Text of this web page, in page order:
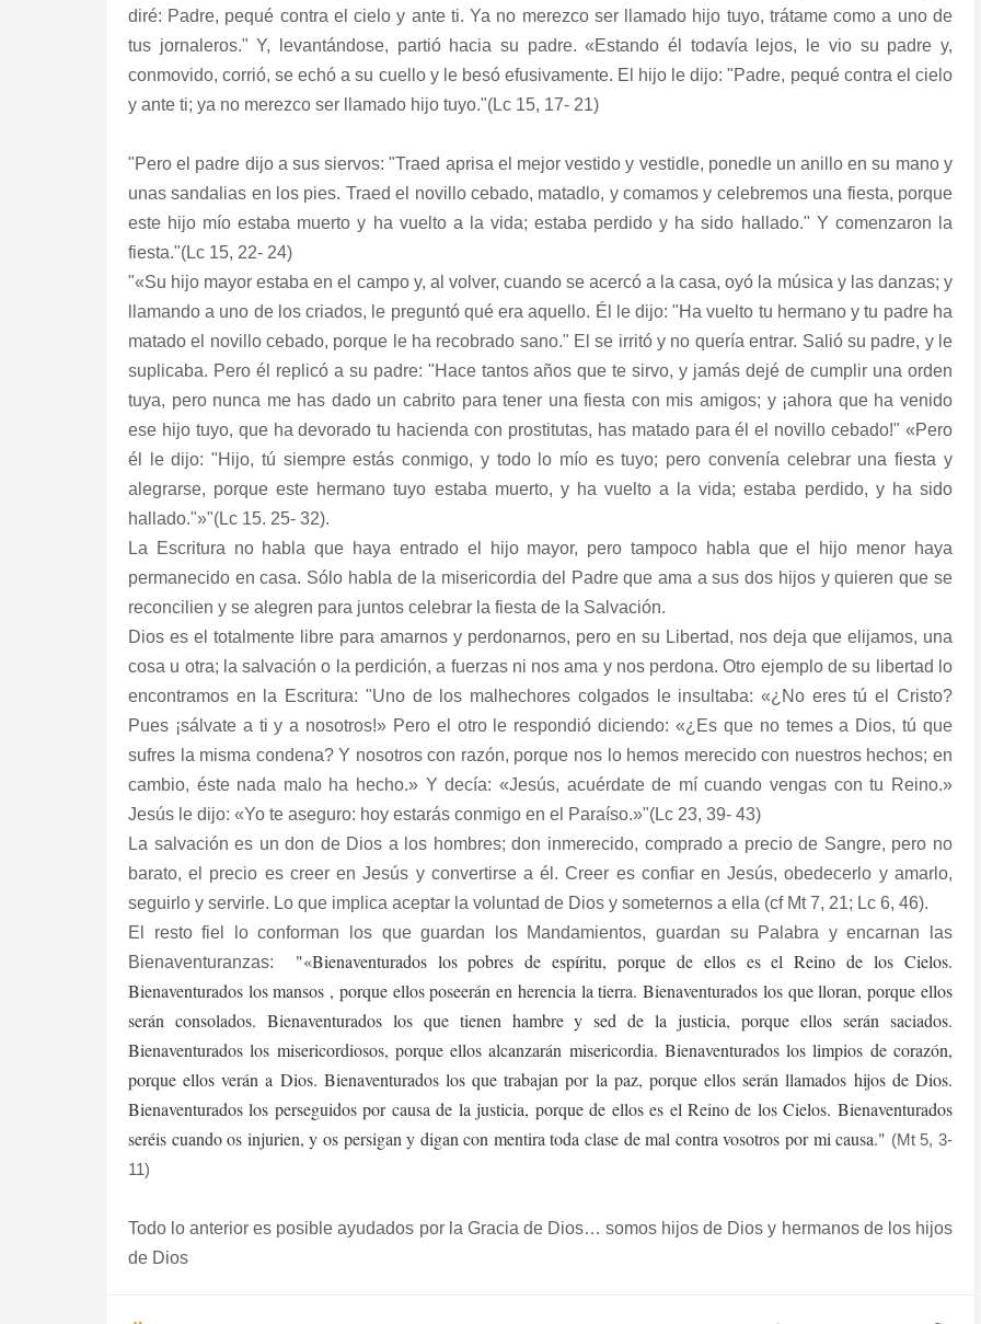
diré: Padre, pequé contra el cielo y ante ti. Ya no merezco ser llamado hijo tuyo, trátame como a uno de
tus jornaleros." Y, levantándose, partió hacia su padre. «Estando él todavía lejos, le vio su padre y,
conmovido, corrió, se echó a su cuello y le besó efusivamente. El hijo le dijo: "Padre, pequé contra el cielo
y ante ti; ya no merezco ser llamado hijo tuyo."(Lc 15, 17- 21)
"Pero el padre dijo a sus siervos: "Traed aprisa el mejor vestido y vestidle, ponedle un anillo en su mano y
unas sandalias en los pies. Traed el novillo cebado, matadlo, y comamos y celebremos una fiesta, porque
este hijo mío estaba muerto y ha vuelto a la vida; estaba perdido y ha sido hallado." Y comenzaron la
fiesta."(Lc 15, 22- 24)
"«Su hijo mayor estaba en el campo y, al volver, cuando se acercó a la casa, oyó la música y las danzas; y
llamando a uno de los criados, le preguntó qué era aquello. Él le dijo: "Ha vuelto tu hermano y tu padre ha
matado el novillo cebado, porque le ha recobrado sano." El se irritó y no quería entrar. Salió su padre, y le
suplicaba. Pero él replicó a su padre: "Hace tantos años que te sirvo, y jamás dejé de cumplir una orden
tuya, pero nunca me has dado un cabrito para tener una fiesta con mis amigos; y ¡ahora que ha venido
ese hijo tuyo, que ha devorado tu hacienda con prostitutas, has matado para él el novillo cebado!" «Pero
él le dijo: "Hijo, tú siempre estás conmigo, y todo lo mío es tuyo; pero convenía celebrar una fiesta y
alegrarse, porque este hermano tuyo estaba muerto, y ha vuelto a la vida; estaba perdido, y ha sido
hallado."»"(Lc 15. 25- 32).
La Escritura no habla que haya entrado el hijo mayor, pero tampoco habla que el hijo menor haya
permanecido en casa. Sólo habla de la misericordia del Padre que ama a sus dos hijos y quieren que se
reconcilien y se alegren para juntos celebrar la fiesta de la Salvación.
Dios es el totalmente libre para amarnos y perdonarnos, pero en su Libertad, nos deja que elijamos, una
cosa u otra; la salvación o la perdición, a fuerzas ni nos ama y nos perdona. Otro ejemplo de su libertad lo
encontramos en la Escritura: "Uno de los malhechores colgados le insultaba: «¿No eres tú el Cristo?
Pues ¡sálvate a ti y a nosotros!» Pero el otro le respondió diciendo: «¿Es que no temes a Dios, tú que
sufres la misma condena? Y nosotros con razón, porque nos lo hemos merecido con nuestros hechos; en
cambio, éste nada malo ha hecho.» Y decía: «Jesús, acuérdate de mí cuando vengas con tu Reino.»
Jesús le dijo: «Yo te aseguro: hoy estarás conmigo en el Paraíso.»"(Lc 23, 39- 43)
La salvación es un don de Dios a los hombres; don inmerecido, comprado a precio de Sangre, pero no
barato, el precio es creer en Jesús y convertirse a él. Creer es confiar en Jesús, obedecerlo y amarlo,
seguirlo y servirle. Lo que implica aceptar la voluntad de Dios y someternos a ella (cf Mt 7, 21; Lc 6, 46).
El resto fiel lo conforman los que guardan los Mandamientos, guardan su Palabra y encarnan las
Bienaventuranzas:
"«Bienaventurados los pobres de espíritu, porque de ellos es el Reino de los Cielos.
Bienaventurados los mansos , porque ellos poseerán en herencia la tierra. Bienaventurados los que lloran, porque ellos
serán consolados. Bienaventurados los que tienen hambre y sed de la justicia, porque ellos serán saciados.
Bienaventurados los misericordiosos, porque ellos alcanzarán misericordia. Bienaventurados los limpios de corazón,
porque ellos verán a Dios. Bienaventurados los que trabajan por la paz, porque ellos serán llamados hijos de Dios.
Bienaventurados los perseguidos por causa de la justicia, porque de ellos es el Reino de los Cielos. Bienaventurados
seréis cuando os injurien, y os persigan y digan con mentira toda clase de mal contra vosotros por mi causa." (Mt 5, 3-
11)
Todo lo anterior es posible ayudados por la Gracia de Dios… somos hijos de Dios y hermanos de los hijos
de Dios